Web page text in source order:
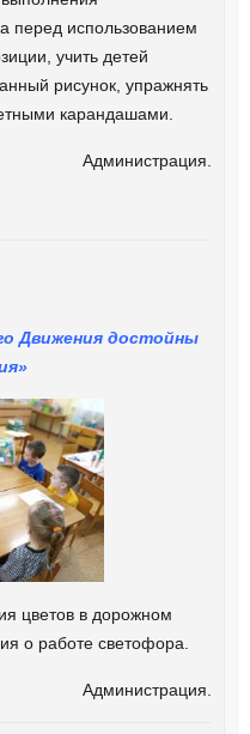
перед использованием
учить детей
рисунок, упражнять
карандашами.
Администрация.
Движения достойны
цветов в дорожном
о работе светофора.
Администрация.